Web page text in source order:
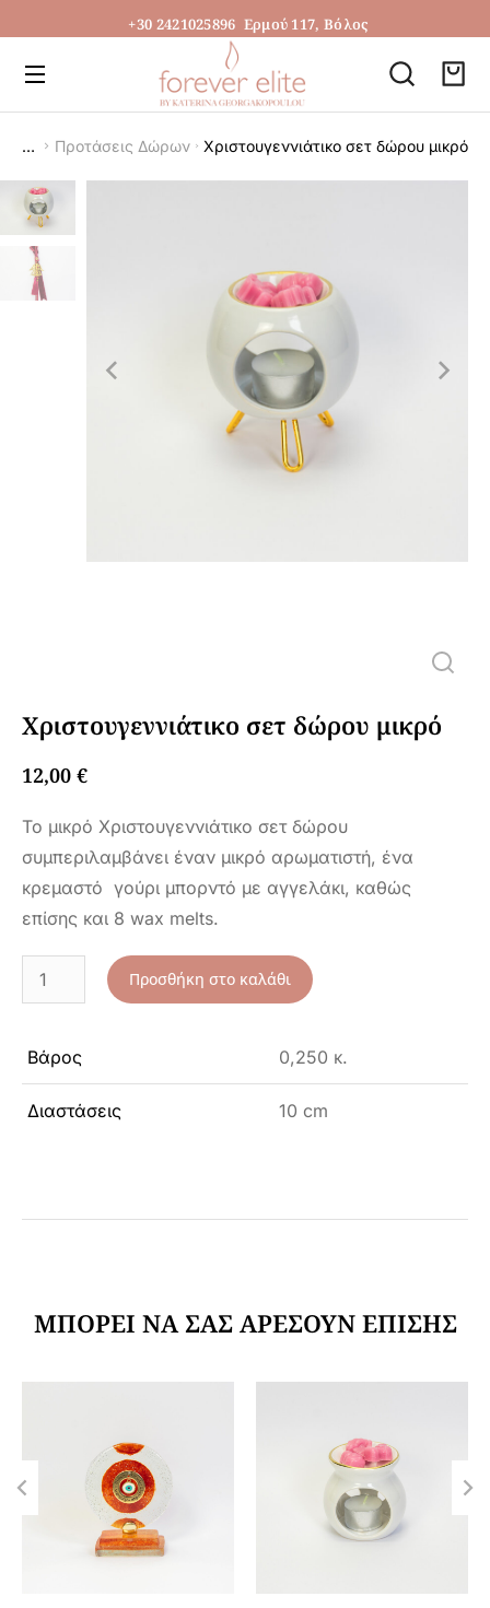
+30 2421025896 Ερμού 117, Βόλος
You are here:
Προτάσεις Δώρων Χριστουγεννιάτικο σετ δώρου μικρό
Χριστουγεννιάτικο σετ δώρου μικρό
12,00 €
Το μικρό Χριστουγεννιάτικο σετ δώρου
συμπεριλαμβάνει έναν μικρό αρωματιστή, ένα
κρεμαστό γούρι μπορντό με αγγελάκι, καθώς
επίσης και 8 wax melts.
Προσθήκη στο καλάθι
Βάρος 0,250 κ.
Διαστάσεις 10 cm
ΜΠΟΡΕΊ ΝΑ ΣΑΣ ΑΡΈΣΟΥΝ ΕΠΊΣΗΣ